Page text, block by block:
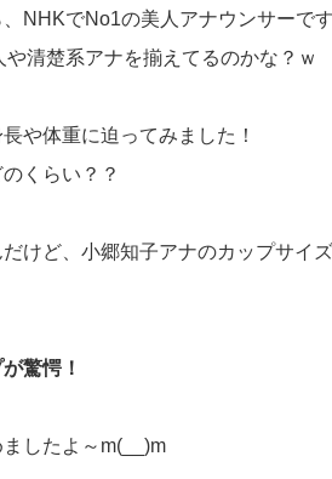
NHKでNo1の美人アナウンサーで
清楚系アナを揃えてるのかな？ｗ
や体重に迫ってみました！
くらい？？
けど、小郷知子アナのカップサイ
驚愕！
したよ～m(__)m